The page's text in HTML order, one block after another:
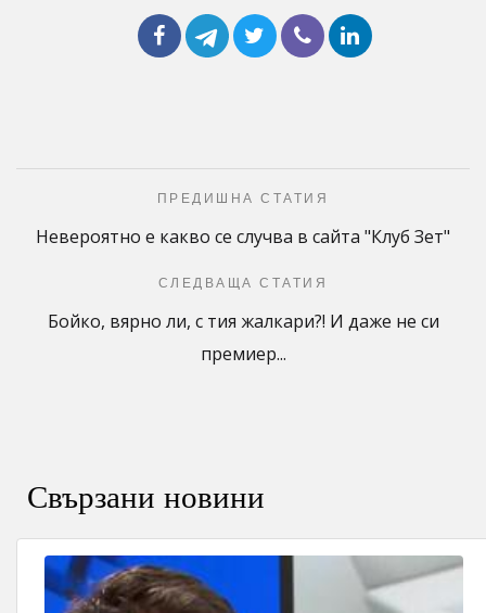
ПРЕДИШНА СТАТИЯ
Невероятно е какво се случва в сайта "Клуб Зет"
СЛЕДВАЩА СТАТИЯ
Бойко, вярно ли, с тия жалкари?! И даже не си
премиер...
Свързани новини